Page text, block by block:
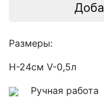
Размеры:
H-24см V-0,5л
Ручная работа